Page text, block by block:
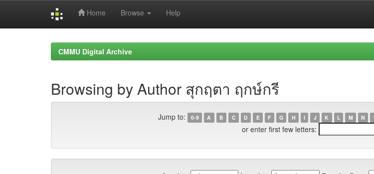
Home Browse Help
CMMU Digital Archive
Browsing by Author สุกฤตา ฤกษ์กรี
Jump to: 0-9 A B C D E F G H I J K L M N
or enter first few letters: